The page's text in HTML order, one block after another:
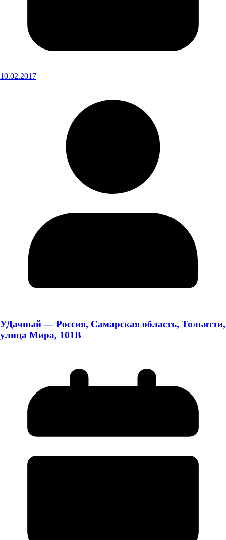
10.02.2017
УДачный — Россия, Самарская область, Тольятти,
улица Мира, 101В